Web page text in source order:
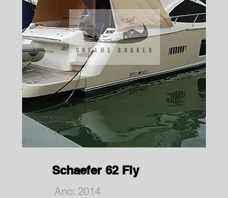
Schaefer 62 Fly
Ano: 2014